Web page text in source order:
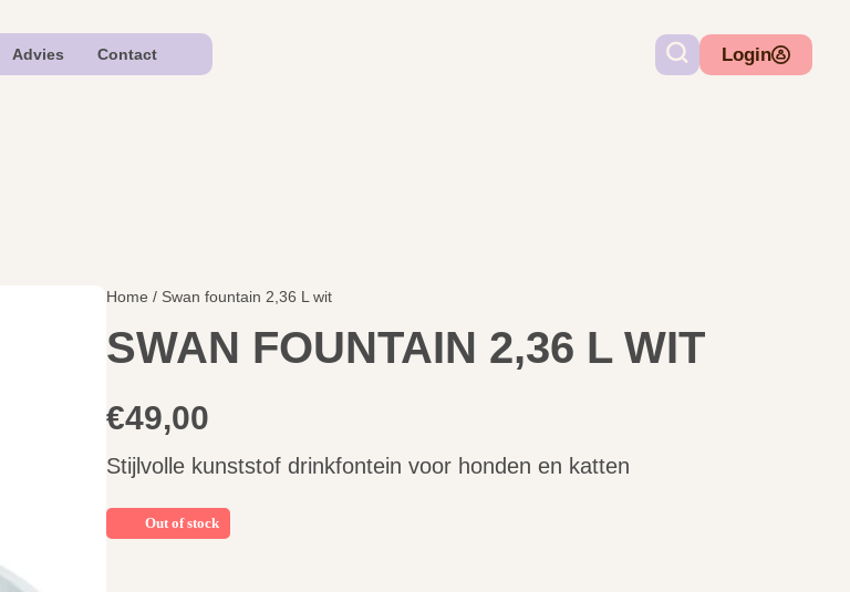
Advies Contact Login
Home / Swan fountain 2,36 L wit
SWAN FOUNTAIN 2,36 L WIT
€49,00
Stijlvolle kunststof drinkfontein voor honden en katten
Out of stock